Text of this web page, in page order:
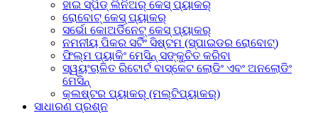
ହାଇ ସ୍ପିଡ୍ ଲିନିଅର୍ କେସ୍ ପ୍ୟାକର୍
ରୋବୋଟ୍ କେସ୍ ପ୍ୟାକର୍
ସର୍ଭୋ କୋଅର୍ଡିନେଟ୍ କେସ୍ ପ୍ୟାକର୍
ନମନୀୟ ପିକର ସର୍ଟିଂ ସିଷ୍ଟମ (ସ୍ପାଇଡର ରୋବୋଟ୍)
ଫିଲ୍ମ ପ୍ୟାକିଂ ମେସିନ୍ ସଙ୍କୁଚିତ କରିବା
ସ୍ୱୟଂଚାଳିତ ରିଟୋର୍ଟ ବାସ୍କେଟ ଲୋଡିଂ ଏବଂ ଅନଲୋଡିଂ
ମେସିନ୍
କ୍ଲଷ୍ଟର ପ୍ୟାକର୍ (ମଲ୍ଟିପ୍ୟାକର୍)
ସାଧାରଣ ପ୍ରଶ୍ନ